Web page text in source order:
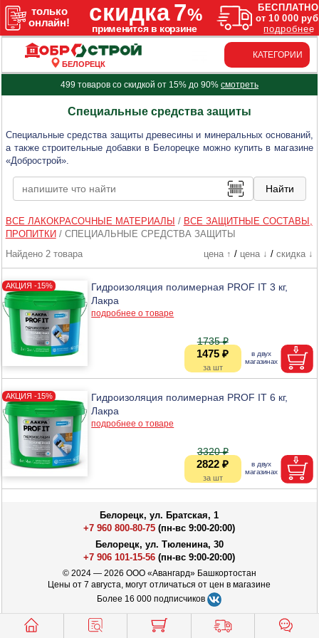
БЕЛОРЕЦК
КАТЕГОРИИ
499 товаров со скидкой от 15% до 90% смотреть
Специальные средства защиты
Специальные средства защиты древесины и минеральных оснований,
а также строительные добавки в Белорецке можно купить в магазине
«Добрострой».
ВСЕ ЛАКОКРАСОЧНЫЕ МАТЕРИАЛЫ / ВСЕ ЗАЩИТНЫЕ СОСТАВЫ,
ПРОПИТКИ / СПЕЦИАЛЬНЫЕ СРЕДСТВА ЗАЩИТЫ
Найдено 2 товара
цена ↑ / цена ↓ / скидка ↓
Гидроизоляция полимерная PROF IT 3 кг,
Лакра
подробнее о товаре
1475 ₽
1735 ₽
Гидроизоляция полимерная PROF IT 6 кг,
Лакра
подробнее о товаре
2822 ₽
3320 ₽
Белорецк, ул. Братская, 1
+7 960 800-80-75 (пн-вс 9:00-20:00)
Белорецк, ул. Тюленина, 30
+7 906 101-15-56 (пн-вс 9:00-20:00)
© 2024 — 2026 ООО «Авангард» Башкортостан
Цены от 7 августа, могут отличаться от цен в магазине
Более 16 000 подписчиков